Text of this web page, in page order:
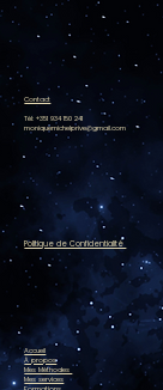
Contact
Tél: +351 934 150 241
moniquemichelprive@gmail.com
Politique de Confidentialité
Accueil
À propos
Mes Méthodes
Mes services